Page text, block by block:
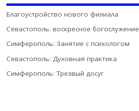
Благоустройство нового филиала
Севастополь: воскресное богослужение
Симферополь: Занятие с психологом
Севастополь: Духовная практика
Симферополь: Трезвый досуг